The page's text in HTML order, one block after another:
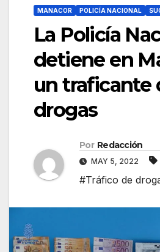
MANACOR POLICÍA NACIONAL
La Policía
detiene en
un traficante
drogas
Por Redacción
MAY 5, 2022
#Tráfico de